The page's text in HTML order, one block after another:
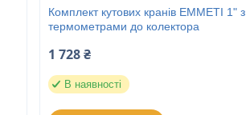
Комплект кутових кранів EMMETI 1" з
термометрами до колектора
1 728 ₴
В наявності